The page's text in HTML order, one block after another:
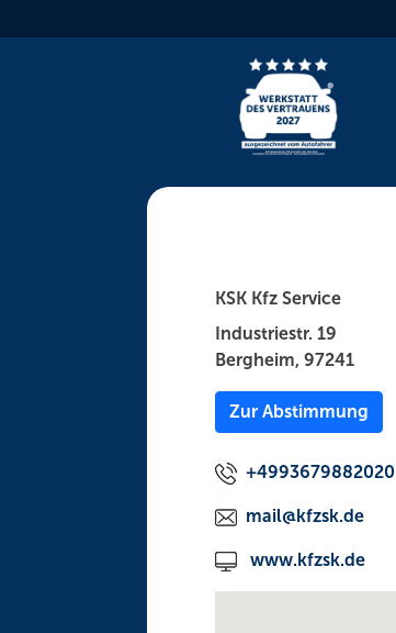
to
KSK Kfz Service
Industriestr. 19
Bergheim, 97241
Zur Abstimmung
+4993679882020
mail@kfzsk.de
www.kfzsk.de